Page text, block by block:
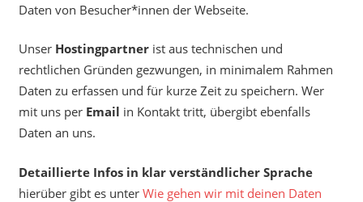
Daten von Besucher*innen der Webseite.
Unser Hostingpartnerist aus technischen und
rechtlichen Gründen gezwungen, in minimalem Rahmen
Daten zu erfassen und für kurze Zeit zu speichern. Wer
mit uns per Email in Kontakt tritt, übergibt ebenfalls
Daten an uns.
Detaillierte Infos in klar verständlicher Sprache
hierüber gibt es unter Wie gehen wir mit deinen Daten